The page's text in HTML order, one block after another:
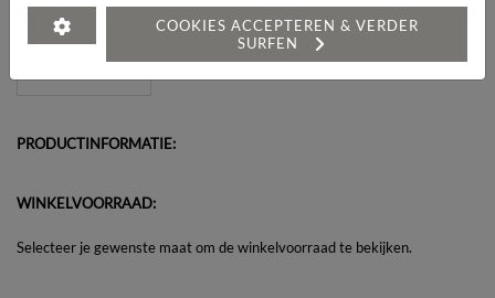
Heeft u een vraag over dit artikel?
PRODUCTINFORMATIE:
WINKELVOORRAAD:
Selecteer je gewenste maat om de winkelvoorraad te bekijken.
COOKIES ACCEPTEREN & VERDER
SURFEN